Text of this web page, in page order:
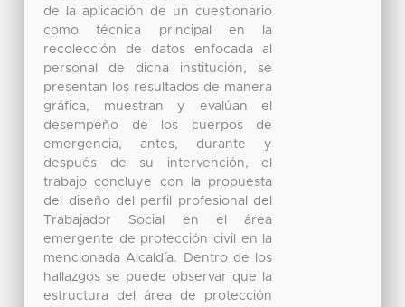
de la aplicación de un cuestionario
como técnica principal en la
recolección de datos enfocada al
personal de dicha institución, se
presentan los resultados de manera
gráfica, muestran y evalúan el
desempeño de los cuerpos de
emergencia, antes, durante y
después de su intervención, el
trabajo concluye con la propuesta
del diseño del perfil profesional del
Trabajador Social en el área
emergente de protección civil en la
mencionada Alcaldía. Dentro de los
hallazgos se puede observar que la
estructura del área de protección